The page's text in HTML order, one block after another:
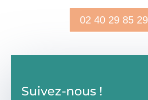
02 40 29 85 29
Suivez-nous !